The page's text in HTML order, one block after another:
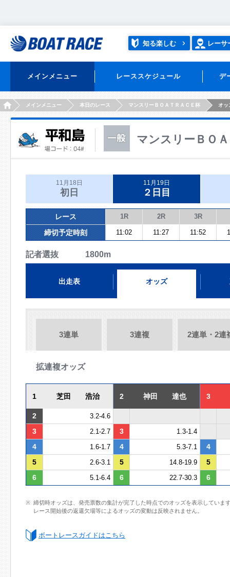
知る楽しむ レーサ
メインメニュー レーススケジュール デ
HOMEメインメニュー 本日のレース マンスリーＢＯＡＴＲＡＣＥ杯 オッ
マンスリーＢＯ
11月18日
初日
11月19日
２日目
レース 1R 2R 3R
締切予定時刻 11:02 11:27 11:52
記者選抜 1800m
出走表 オッズ
3連単 3連複 2連単・2連
拡連複オッズ
1 芝田 浩治 2 神田 達也 3
2 3.2-4.6
3 2.1-2.7 3 1.3-1.4
4 1.6-1.7 4 5.3-7.1
4
5
2.6-3.1 5 14.8-19.9
5
6
5.1-6.4 6 22.7-30.3 6
締切時オッズは、発売票数の集計が完了した時点でのオッズを表示していま
レース開始後の返還欠場等によるオッズの変動は反映されません。
ボートレースガイドはこちら